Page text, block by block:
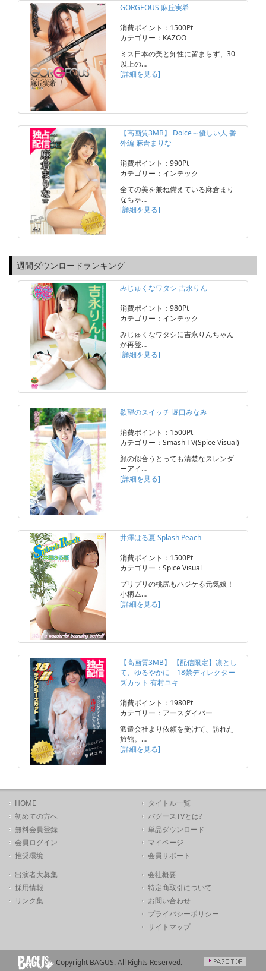
GORGEOUS 麻丘実希
消費ポイント：1500Pt
カテゴリー：KAZOO
ミス日本の美と知性に留まらず、30
以上の…
[詳細を見る]
【高画質3MB】 Dolce～優しい人 番
外編 麻倉まりな
消費ポイント：990Pt
カテゴリー：インテック
全ての美を兼ね備えている麻倉まり
なちゃ…
[詳細を見る]
週間ダウンロードランキング
みじゅくなワタシ 吉永りん
消費ポイント：980Pt
カテゴリー：インテック
みじゅくなワタシに吉永りんちゃん
が再登…
[詳細を見る]
欲望のスイッチ 堀口みなみ
消費ポイント：1500Pt
カテゴリー：Smash TV(Spice Visual)
顔の似合うとっても清楚なスレンダ
ーアイ…
[詳細を見る]
井澤はる夏 Splash Peach
消費ポイント：1500Pt
カテゴリー：Spice Visual
プリプリの桃尻もハジケる元気娘！
小柄ム…
[詳細を見る]
【高画質3MB】 【配信限定】凛とし
て、ゆるやかに 18禁ディレクター
ズカット 有村ユキ
消費ポイント：1980Pt
カテゴリー：アースダイバー
派遣会社より依頼を受けて、訪れた
旅館。…
[詳細を見る]
HOME
初めての方へ
無料会員登録
会員ログイン
推奨環境
タイトル一覧
バグースTVとは?
単品ダウンロード
マイページ
会員サポート
出演者大募集
採用情報
リンク集
会社概要
特定商取引について
お問い合わせ
プライバシーポリシー
サイトマップ
Copyright BAGUS. All Rights Reserved.